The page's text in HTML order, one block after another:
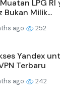
LPG
Bukan Milik...
ago 252
Yandex
Terbaru
ago 242